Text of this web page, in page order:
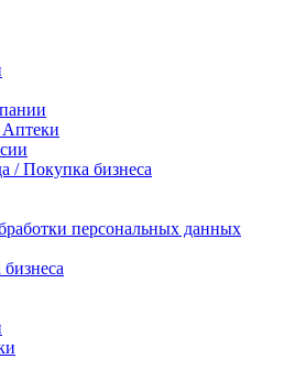
/ Покупка бизнеса
персональных данных